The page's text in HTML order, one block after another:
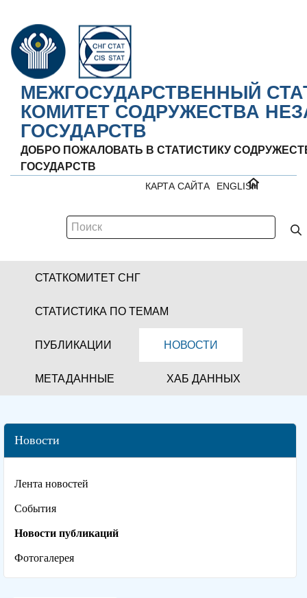
МЕЖГОСУДАРСТВЕННЫЙ
КОМИТЕТ СОДРУЖЕСТВА
ГОСУДАРСТВ
ДОБРО ПОЖАЛОВАТЬ В СТАТИСТИКУ
ГОСУДАРСТВ
ENGLISH
КАРТА САЙТА
СТАТКОМИТЕТ СНГ
СТАТИСТИКА ПО ТЕМАМ
ПУБЛИКАЦИИ НОВОСТИ
МЕТАДАННЫЕ ХАБ ДАННЫХ
Новости
Лента новостей
События
Новости публикаций
Фотогалерея